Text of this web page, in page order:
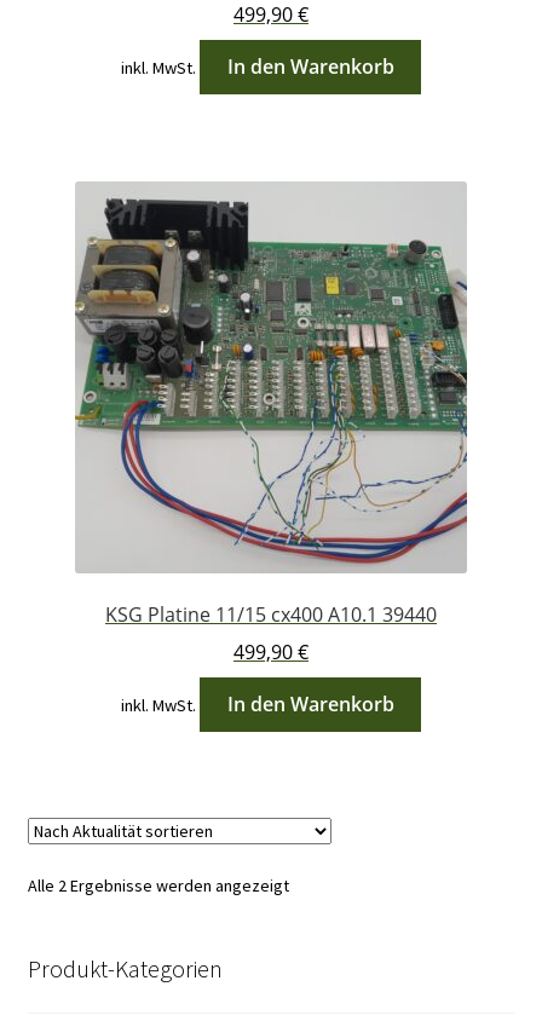
499,90€
inkl. MwSt. In den Warenkorb
KSG Platine 11/15 cx400 A10.1 39440
499,90€
inkl. MwSt. In den Warenkorb
Alle 2 Ergebnisse werden angezeigtNach
Produkt-Kategorien